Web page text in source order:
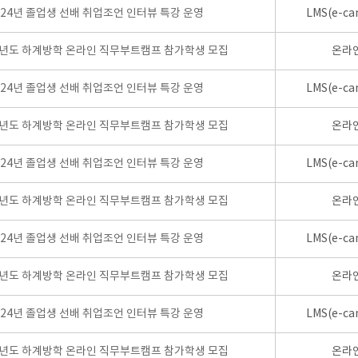
년 졸업생 선배 취업조언 인터뷰 특강 운영 LMS(e-
도 하계방학 온라인 직무부트캠프 참가학생 모집 온라
년 졸업생 선배 취업조언 인터뷰 특강 운영 LMS(e-
도 하계방학 온라인 직무부트캠프 참가학생 모집 온라
년 졸업생 선배 취업조언 인터뷰 특강 운영 LMS(e-
도 하계방학 온라인 직무부트캠프 참가학생 모집 온라
년 졸업생 선배 취업조언 인터뷰 특강 운영 LMS(e-
도 하계방학 온라인 직무부트캠프 참가학생 모집 온라
년 졸업생 선배 취업조언 인터뷰 특강 운영 LMS(e-
도 하계방학 온라인 직무부트캠프 참가학생 모집 온라